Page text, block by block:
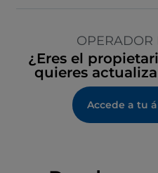
OPERADOR
¿Eres el
quieres
Accede a tu